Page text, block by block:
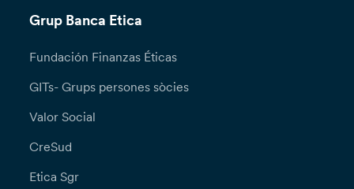
Grup Banca Etica
Fundación Finanzas Éticas
GITs- Grups persones sòcies
Valor Social
CreSud
Etica Sgr